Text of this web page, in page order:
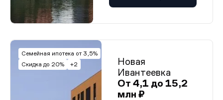
Семейная ипотека от 3,5%
Скидка до 20%
+2
Новая
Ивантеевка
От 4,1 до 15,2
млн ₽